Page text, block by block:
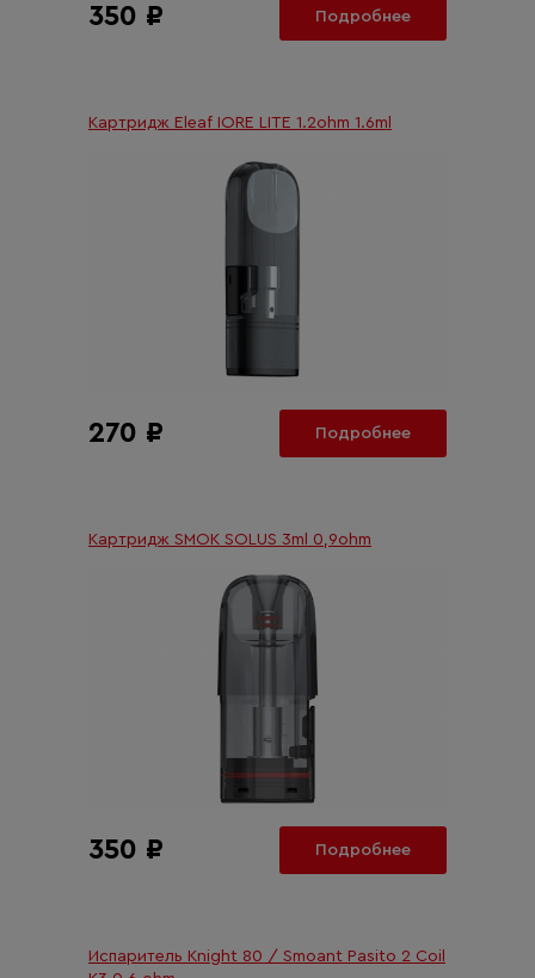
350 ₽ Подробнее
Картридж Eleaf IORE LITE 1.2ohm 1.6ml
270 ₽ Подробнее
Картридж SMOK SOLUS 3ml 0,9ohm
350 ₽ Подробнее
Испаритель Knight 80 / Smoant Pasito 2 Coil